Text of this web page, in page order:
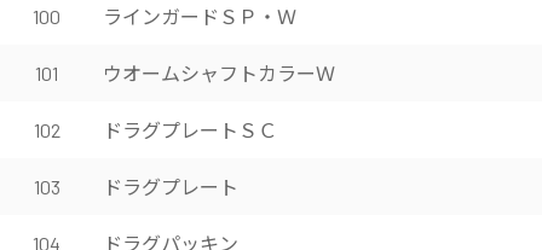
100 ラインガードＳＰ・Ｗ
101 ウオームシャフトカラーＷ
102 ドラグプレートＳＣ
103 ドラグプレート
104 ドラグパッキン